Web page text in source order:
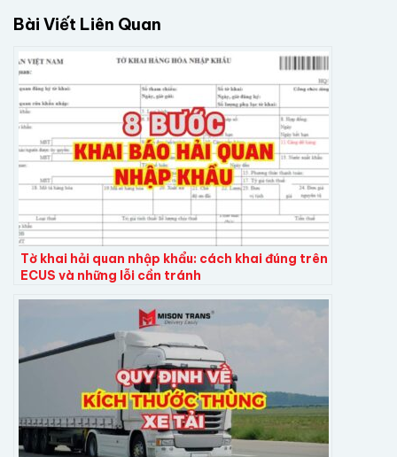
Bài Viết Liên Quan
Tờ khai hải quan nhập khẩu: cách khai đúng trên
ECUS và những lỗi cần tránh